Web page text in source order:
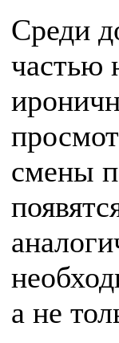
Среди
частью
смены
а не